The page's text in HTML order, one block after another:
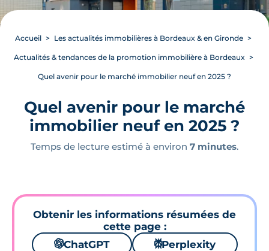
Accueil Les actualités immobilières à Bordeaux & en Gironde
Actualités & tendances de la promotion immobilière à Bordeaux
Quel avenir pour le marché immobilier neuf en 2025 ?
Quel avenir pour le marché
immobilier neuf en 2025 ?
Temps de lecture estimé à environ 7 minutes.
Obtenir les informations résumées de
cette page :
🌌ChatGPT ⚙Perplexity